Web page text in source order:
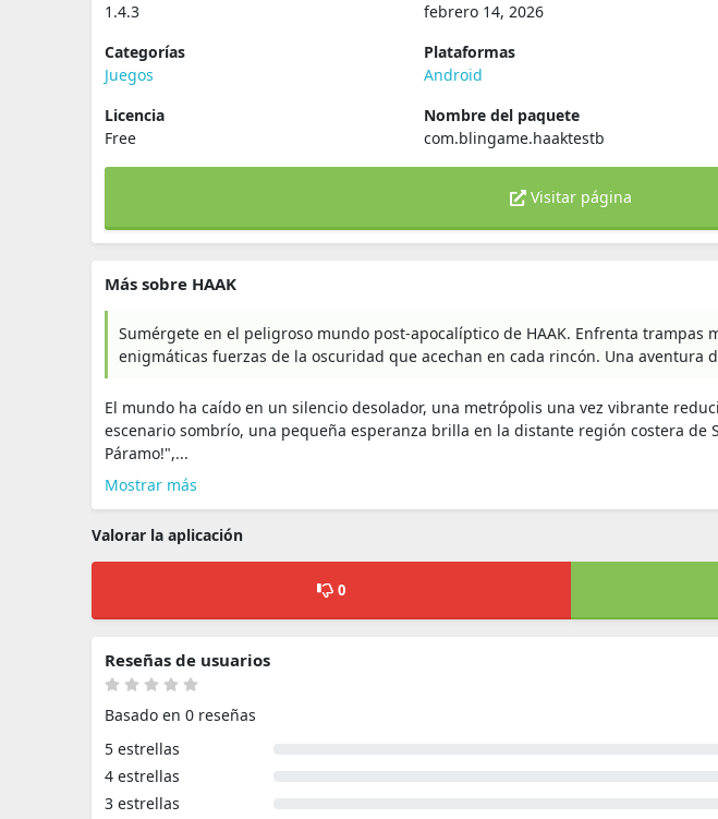
1.4.3
febrero 14, 2026
Categorías
Juegos
Plataformas
Android
Licencia
Free
Nombre del paquete
com.blingame.haaktestb
Visitar página
Más sobre HAAK
Sumérgete en el peligroso mundo post-apocalíptico de HAAK. Enfrenta trampas
enigmáticas fuerzas de la oscuridad que acechan en cada rincón. Una aventura
El mundo ha caído en un silencio desolador, una metrópolis una vez vibrante
escenario sombrío, una pequeña esperanza brilla en la distante región costera de
Páramo!",...
Mostrar más
Valorar la aplicación
0
Reseñas de usuarios
Basado en 0 reseñas
5 estrellas
4 estrellas
3 estrellas